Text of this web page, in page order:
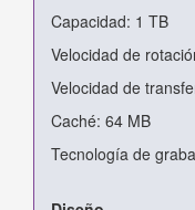
Capacidad: 1 TB
Velocidad de
Velocidad de
Caché: 64 MB
Tecnología de